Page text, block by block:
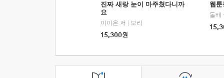
진짜 새랑 눈이 마주쳤다니까
요
이이은 저
보리
15,300원
웹
돌배